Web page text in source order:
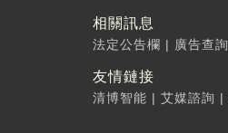
相關訊息
法定公告欄 | 廣告查詢
友情鏈接
清博智能 | 艾媒諮詢 |